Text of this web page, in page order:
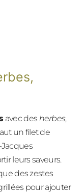
avec des herbes,
un filet de
leurs saveurs.
des zestes
pour ajouter